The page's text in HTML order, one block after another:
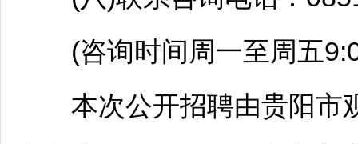
(咨询时间周一至周五
本次公开招聘由贵阳市